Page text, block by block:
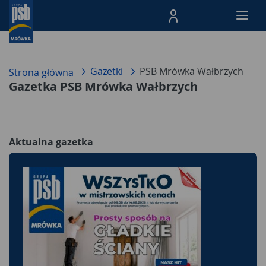
Menu Produktów,
Strona główna Gazetki PSB Mrówka Wałbrzych
Gazetka PSB Mrówka Wałbrzych
Aktualna gazetka